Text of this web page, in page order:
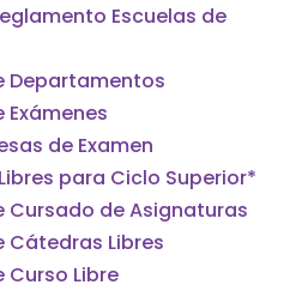
Escuelas de
Departamentos
de Examen
para Ciclo Superior*
Cursado de Asignaturas
Cátedras Libres
Curso Libre